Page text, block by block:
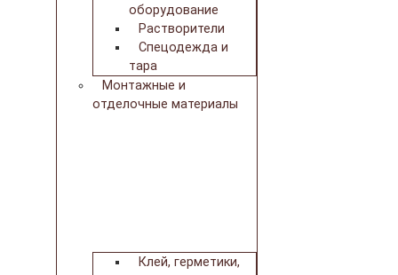
оборудование
Растворители
Спецодежда и
тара
Монтажные и
отделочные материалы
Клей, герметики,